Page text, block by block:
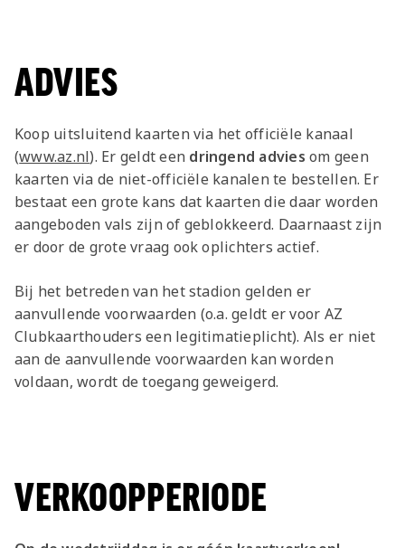
ADVIES
Koop uitsluitend kaarten via het officiële kanaal
(www.az.nl). Er geldt een dringend advies om geen
kaarten via de niet-officiële kanalen te bestellen. Er
bestaat een grote kans dat kaarten die daar worden
aangeboden vals zijn of geblokkeerd. Daarnaast zijn
er door de grote vraag ook oplichters actief.
Bij het betreden van het stadion gelden er
aanvullende voorwaarden (o.a. geldt er voor AZ
Clubkaarthouders een legitimatieplicht). Als er niet
aan de aanvullende voorwaarden kan worden
voldaan, wordt de toegang geweigerd.
VERKOOPPERIODE